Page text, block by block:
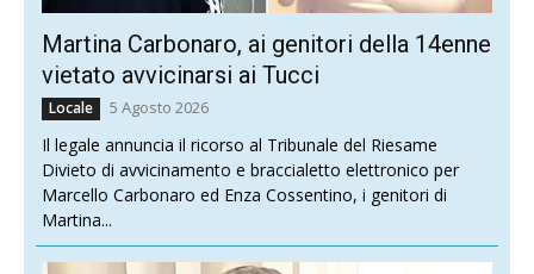
Martina Carbonaro, ai genitori della 14enne
vietato avvicinarsi ai Tucci
Locale 5 Agosto 2026
Il legale annuncia il ricorso al Tribunale del Riesame
Divieto di avvicinamento e braccialetto elettronico per
Marcello Carbonaro ed Enza Cossentino, i genitori di
Martina...